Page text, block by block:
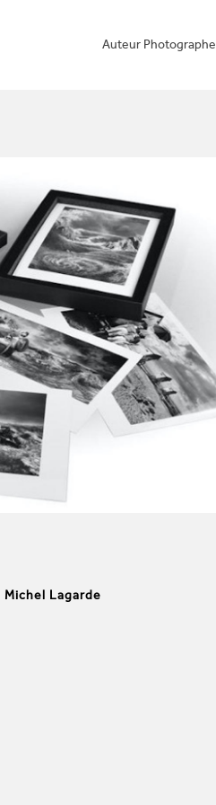
Auteur Photographe
Michel Lagarde